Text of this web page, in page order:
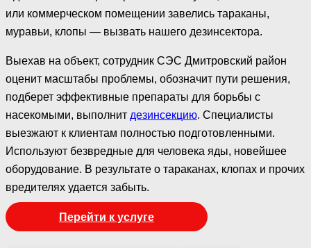
или коммерческом помещении завелись тараканы,
муравьи, клопы — вызвать нашего дезинсектора.
Выехав на объект, сотрудник СЭС Дмитровский район
оценит масштабы проблемы, обозначит пути решения,
подберет эффективные препараты для борьбы с
насекомыми, выполнит дезинсекцию. Специалисты
выезжают к клиентам полностью подготовленными.
Используют безвредные для человека яды, новейшее
оборудование. В результате о тараканах, клопах и прочих
вредителях удается забыть.
Перейти к услуге